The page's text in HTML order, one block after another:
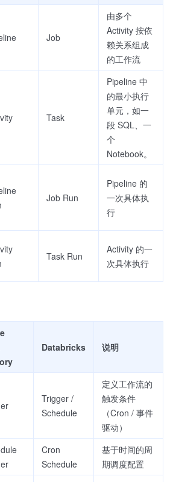
Job
由多个
Activity 按依
赖关系组成
的工作流
Task
Pipeline 中
的最小执行
单元，如一
段 SQL、一
个
Notebook。
Job Run
Pipeline 的
一次具体执
行
Task Run
Activity 的一
次具体执行
Databricks 说明
Trigger /
Schedule
定义工作流的
触发条件
（Cron / 事件
驱动）
Cron
Schedule
基于时间的周
期调度配置